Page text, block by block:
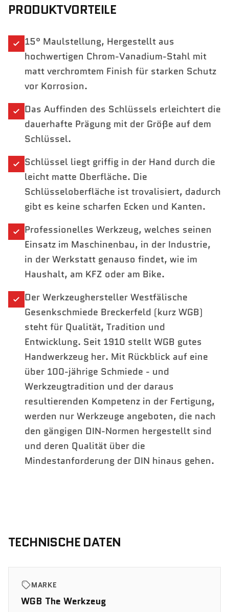
PRODUKTVORTEILE
15° Maulstellung, Hergestellt aus
hochwertigen Chrom-Vanadium-Stahl mit
matt verchromtem Finish für starken Schutz
vor Korrosion.
Das Auffinden des Schlüssels erleichtert die
dauerhafte Prägung mit der Größe auf dem
Schlüssel.
Schlüssel liegt griffig in der Hand durch die
leicht matte Oberfläche. Die
Schlüsseloberfläche ist trovalisiert, dadurch
gibt es keine scharfen Ecken und Kanten.
Professionelles Werkzeug, welches seinen
Einsatz im Maschinenbau, in der Industrie,
in der Werkstatt genauso findet, wie im
Haushalt, am KFZ oder am Bike.
Der Werkzeughersteller Westfälische
Gesenkschmiede Breckerfeld (kurz WGB)
steht für Qualität, Tradition und
Entwicklung. Seit 1910 stellt WGB gutes
Handwerkzeug her. Mit Rückblick auf eine
über 100-jährige Schmiede - und
Werkzeugtradition und der daraus
resultierenden Kompetenz in der Fertigung,
werden nur Werkzeuge angeboten, die nach
den gängigen DIN-Normen hergestellt sind
und deren Qualität über die
Mindestanforderung der DIN hinaus gehen.
TECHNISCHE DATEN
MARKE
WGB The Werkzeug